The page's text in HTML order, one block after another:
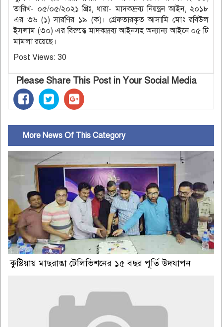
তারিখ- ০৫/০৫/২০২১ খ্রিঃ, ধারা- মাদকদ্রব্য নিয়ন্ত্রন আইন, ২০১৮
এর ৩৬ (১) সারণির ১৯ (ক)। গ্রেফতারকৃত আসামি মোঃ রবিউল
ইসলাম (৩০) এর বিরুদ্ধে মাদকদ্রব্য আইনসহ অন্যান্য আইনে ০৫ টি
মামলা রয়েছে।
Post Views: 30
Please Share This Post in Your Social Media
More News Of This Category
কুষ্টিয়ায় মাছরাঙা টেলিভিশনের ১৫ বছর পূর্তি উদযাপন